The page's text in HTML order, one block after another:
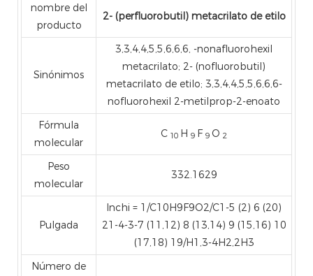
nombre del
producto
2- (perfluorobutil) metacrilato de etilo
Sinónimos
3,3,4,4,5,5,6,6,6, -nonafluorohexil
metacrilato; 2- (nofluorobutil)
metacrilato de etilo; 3,3,4,4,5,5,6,6,6-
nofluorohexil 2-metilprop-2-enoato
Fórmula
molecular
C 10 H 9 F 9 O 2
Peso
molecular
332.1629
Pulgada
Inchi = 1/C10H9F9O2/C1-5 (2) 6 (20)
21-4-3-7 (11,12) 8 (13,14) 9 (15,16) 10
(17,18) 19/H1,3-4H2,2H3
Número de